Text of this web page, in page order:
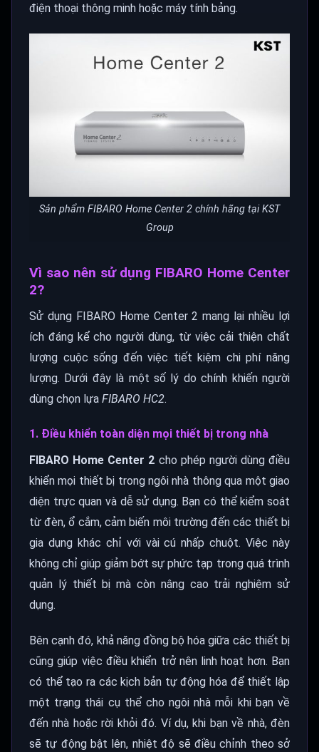
điện thoại thông minh hoặc máy tính bảng.
Sản phẩm FIBARO Home Center 2 chính hãng tại KST
Group
Vì sao nên sử dụng FIBARO Home Center
2?
Sử dụng FIBARO Home Center 2 mang lại nhiều lợi
ích đáng kể cho người dùng, từ việc cải thiện chất
lượng cuộc sống đến việc tiết kiệm chi phí năng
lượng. Dưới đây là một số lý do chính khiến người
dùng chọn lựa FIBARO HC2.
1. Điều khiển toàn diện mọi thiết bị trong nhà
FIBARO Home Center 2 cho phép người dùng điều
khiển mọi thiết bị trong ngôi nhà thông qua một giao
diện trực quan và dễ sử dụng. Bạn có thể kiểm soát
từ đèn, ổ cắm, cảm biến môi trường đến các thiết bị
gia dụng khác chỉ với vài cú nhấp chuột. Việc này
không chỉ giúp giảm bớt sự phức tạp trong quá trình
quản lý thiết bị mà còn nâng cao trải nghiệm sử
dụng.
Bên cạnh đó, khả năng đồng bộ hóa giữa các thiết bị
cũng giúp việc điều khiển trở nên linh hoạt hơn. Bạn
có thể tạo ra các kịch bản tự động hóa để thiết lập
một trạng thái cụ thể cho ngôi nhà mỗi khi bạn về
đến nhà hoặc rời khỏi đó. Ví dụ, khi bạn về nhà, đèn
sẽ tự động bật lên, nhiệt độ sẽ điều chỉnh theo sở